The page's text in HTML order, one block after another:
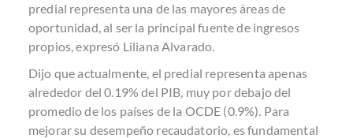
predial representa una de las mayores áreas de
oportunidad, al ser la principal fuente de ingresos
propios, expresó Liliana Alvarado.
Dijo que actualmente, el predial representa apenas
alrededor del 0.19% del PIB, muy por debajo del
promedio de los países de la OCDE (0.9%). Para
mejorar su desempeño recaudatorio, es fundamental